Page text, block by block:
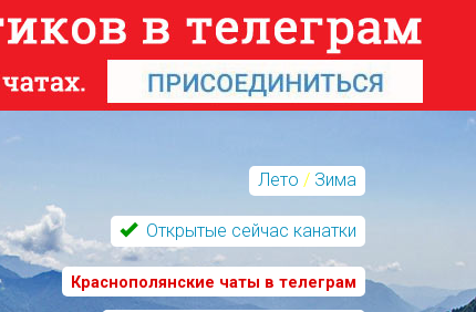
Лето / Зима
Открытые сейчас канатки
Краснополянские чаты в телеграм